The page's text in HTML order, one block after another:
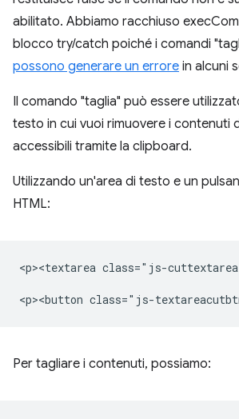
abilitato. Abbiamo racchiuso
blocco try/catch poiché i comandi
possono generare un errore in alcuni
Il comando "taglia" può essere
testo in cui vuoi rimuovere i contenuti
accessibili tramite la clipboard.
Utilizzando un'area di testo e un
HTML:
<p><textarea class="js-
Per tagliare i contenuti, possiamo: